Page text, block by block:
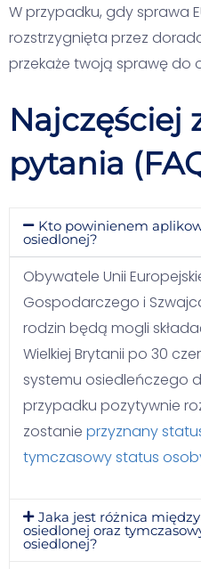
W przypadku, gdy sprawa
rozstrzygnięta przez
przekaże twoją sprawę do
Najczęściej
pytania
Kto powinienem
osiedlonej?
Obywatele Unii
Gospodarczego i
rodzin będą mogli
Wielkiej Brytanii po 30
systemu osiedleńczego
przypadku pozytywnie
zostanie przyznany
tymczasowy status
Jaka jest różnica
osiedlonej oraz
osiedlonej?